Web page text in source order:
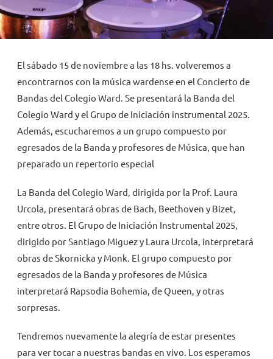
TRABAJAR AQUÍ
INTRANET
El sábado 15 de noviembre a las 18 hs. volveremos a
encontrarnos con la música wardense en el Concierto de
Bandas del Colegio Ward. Se presentará la Banda del
Colegio Ward y el Grupo de Iniciación instrumental 2025.
Además, escucharemos a un grupo compuesto por
egresados de la Banda y profesores de Música, que han
preparado un repertorio especial
La Banda del Colegio Ward, dirigida por la Prof. Laura
Urcola, presentará obras de Bach, Beethoven y Bizet,
entre otros. El Grupo de Iniciación Instrumental 2025,
dirigido por Santiago Miguez y Laura Urcola, interpretará
obras de Skornicka y Monk. El grupo compuesto por
egresados de la Banda y profesores de Música
interpretará Rapsodia Bohemia, de Queen, y otras
sorpresas.
Tendremos nuevamente la alegría de estar presentes
para ver tocar a nuestras bandas en vivo. Los esperamos